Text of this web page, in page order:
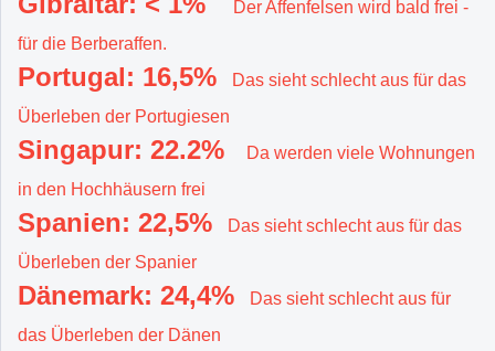
Der Affenfelsen wird bald frei -
für die Berberaffen.
Portugal: 16,5%
Das sieht schlecht aus für das
Überleben der Portugiesen
Singapur: 22.2%
Da werden viele Wohnungen
in den Hochhäusern frei
Spanien: 22,5%
Das sieht schlecht aus für das
Überleben der Spanier
Dänemark: 24,4%
Das sieht schlecht aus für
das Überleben der Dänen